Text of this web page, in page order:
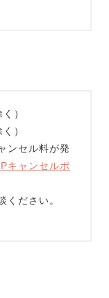
）
）
ンセル料が発
キャンセルポ
ださい。